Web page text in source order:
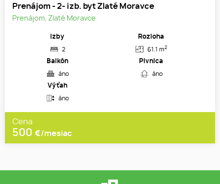
Prenájom - 2- izb. byt Zlaté Moravce
Prenájom, Zlaté Moravce
Izby
2
Rozloha
61.1 m2
Balkón
áno
Pivnica
áno
Výťah
áno
Cena
500 €/mesiac